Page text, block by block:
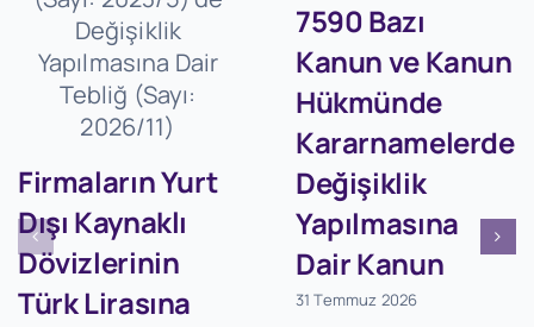
Firmaların Yurt
Dışı Kaynaklı
Dövizlerinin
Türk Lirasına
7590 Bazı
Kanun ve Kanun
Hükmünde
Kararnamelerde
Değişiklik
Yapılmasına
Dair Kanun
31 Temmuz 2026